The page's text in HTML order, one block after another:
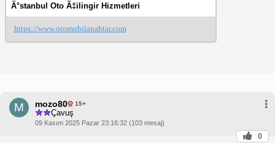
Ä°stanbul Oto Ã‡ilingir Hizmetleri
https://www.otomobilanahtar.com
M mozo80 15+
Çavuş
09 Kasım 2025 Pazar 23:16:32 (103 mesaj)
0